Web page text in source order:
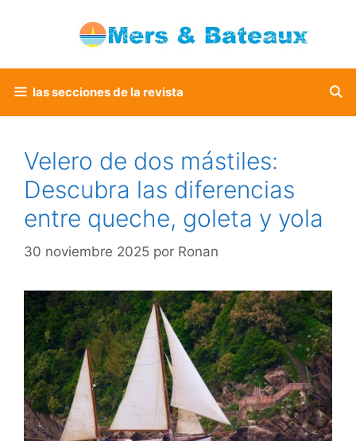
las secciones de la revista
Velero de dos mástiles:
Descubra las diferencias
entre queche, goleta y yola
30 noviembre 2025 por Ronan